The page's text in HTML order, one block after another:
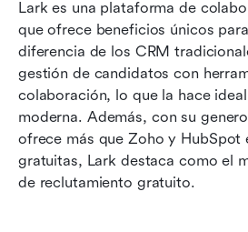
Lark es una plataforma de
que ofrece beneficios únicos
diferencia de los CRM
gestión de candidatos con
colaboración, lo que la hace
moderna. Además, con su
ofrece más que Zoho y HubSpot
gratuitas, Lark destaca como el
de reclutamiento gratuito.